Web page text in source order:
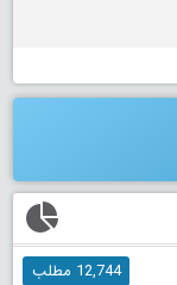
12,744 مطلب